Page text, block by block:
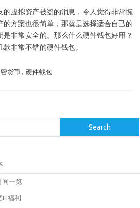
的虚拟资产被盗的消息，令人觉得非常惋
的方案也很简单，那就是选择适合自己的
非常安全的。那么什么硬件钱包好用？
非常不错的硬件钱包。
货币 , 硬件钱包
Search
间一览
福利